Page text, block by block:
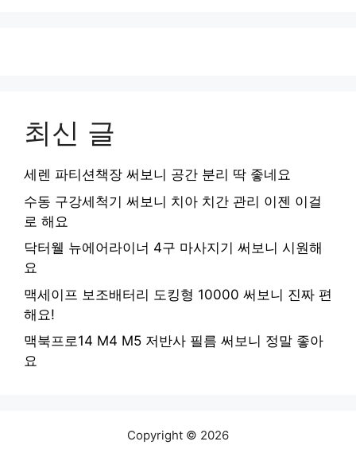
최신 글
세렌 파티션책장 써보니 공간 분리 딱 좋네요
수동 구강세척기 써보니 치아 치간 관리 이젠 이걸
로 해요
닥터웰 뉴에어라이너 4구 마사지기 써보니 시원해
요
맥세이프 보조배터리 도킹형 10000 써보니 진짜 편
해요!
맥북프로14 M4 M5 저반사 필름 써보니 정말 좋아
요
Copyright © 2026